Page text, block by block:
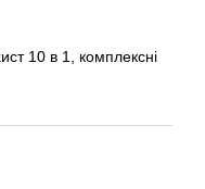
10 в 1, комплексні